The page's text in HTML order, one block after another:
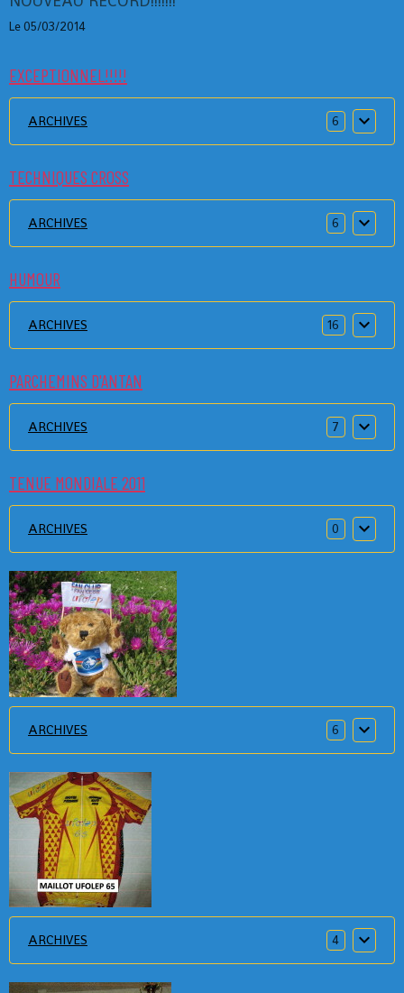
Le 05/03/2014
EXCEPTIONNEL!!!!!
ARCHIVES 6
TECHNIQUES CROSS
ARCHIVES 6
HUMOUR
ARCHIVES 16
PARCHEMINS D'ANTAN
ARCHIVES 7
TENUE MONDIALE 2011
ARCHIVES 0
ARCHIVES 6
ARCHIVES 4